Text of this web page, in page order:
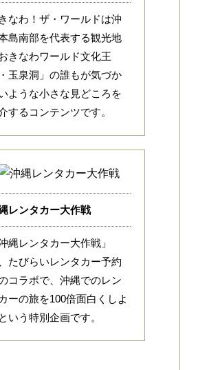
なわ！ザ・ワールドは沖
島南部を代表する観光地
おきなわワールド文化王
玉泉洞」の誰もが気づか
ような小さな見どころを
するコンテンツです。
レンタカー大作戦
沖縄レンタカー大作戦」
たびらいレンタカー予約
コラボで、沖縄でのレン
ーの旅を100倍面白くしよ
いう特別企画です。